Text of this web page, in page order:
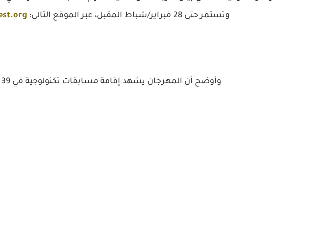
وتستمر حتى 28 فبراير/شباط المقبل، عبر الموقع التالي:
وأوضح أن المهرجان يشهد إقامة مسابقات تكنولوجية في 39 فئة مختلفة.